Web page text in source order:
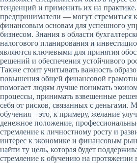
тенденций и применить их на
предприниматели — могут стремиться
финансовым основам для успешного
бизнесом. Знания в области
налогового планирования и
являются ключевыми для принятия
решений и обеспечения устойчивого
Также стоит учитывать важность
повышения общей финансовой
помогает людям лучше понимать
процессы, принимать взвешенные
себя от рисков, связанных с деньгами.
обучения – это, к примеру, желание
денежное положение,
стремление к личностному росту и
интерес к экономике и финансовым
найти ту цель, которая будет
стремление к обучению на протяжении